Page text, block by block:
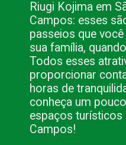
Riugi Kojima em
Campos: esses
passeios que
sua família,
Todos esses
proporcionar
horas de
conheça um
espaços
Campos!